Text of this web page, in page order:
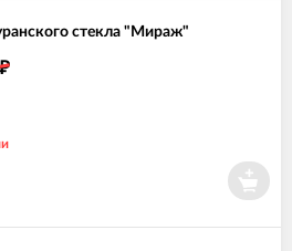
стекла "Мираж"
₽